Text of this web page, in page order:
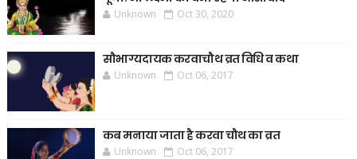
Unknown Oct 30, 2020
सौभाग्यदायक करवाचौथ व्रत विधि व कथा
Unknown Oct 06, 2017
कब मनाया जाता है करवा चौथ का व्रत
Unknown Oct 06, 2017